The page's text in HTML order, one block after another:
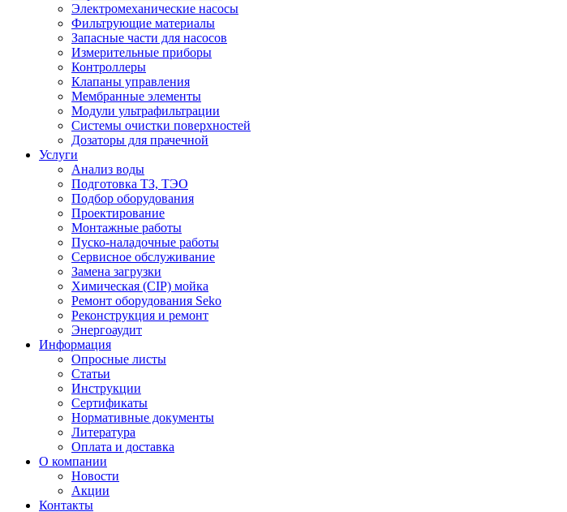
Электромеханические насосы
Фильтрующие материалы
Запасные части для насосов
Измерительные приборы
Контроллеры
Клапаны управления
Мембранные элементы
Модули ультрафильтрации
Системы очистки поверхностей
Дозаторы для прачечной
Услуги
Анализ воды
Подготовка ТЗ, ТЭО
Подбор оборудования
Проектирование
Монтажные работы
Пуско-наладочные работы
Сервисное обслуживание
Замена загрузки
Химическая (CIP) мойка
Ремонт оборудования Seko
Реконструкция и ремонт
Энергоаудит
Информация
Опросные листы
Статьи
Инструкции
Сертификаты
Нормативные документы
Литература
Оплата и доставка
О компании
Новости
Акции
Контакты